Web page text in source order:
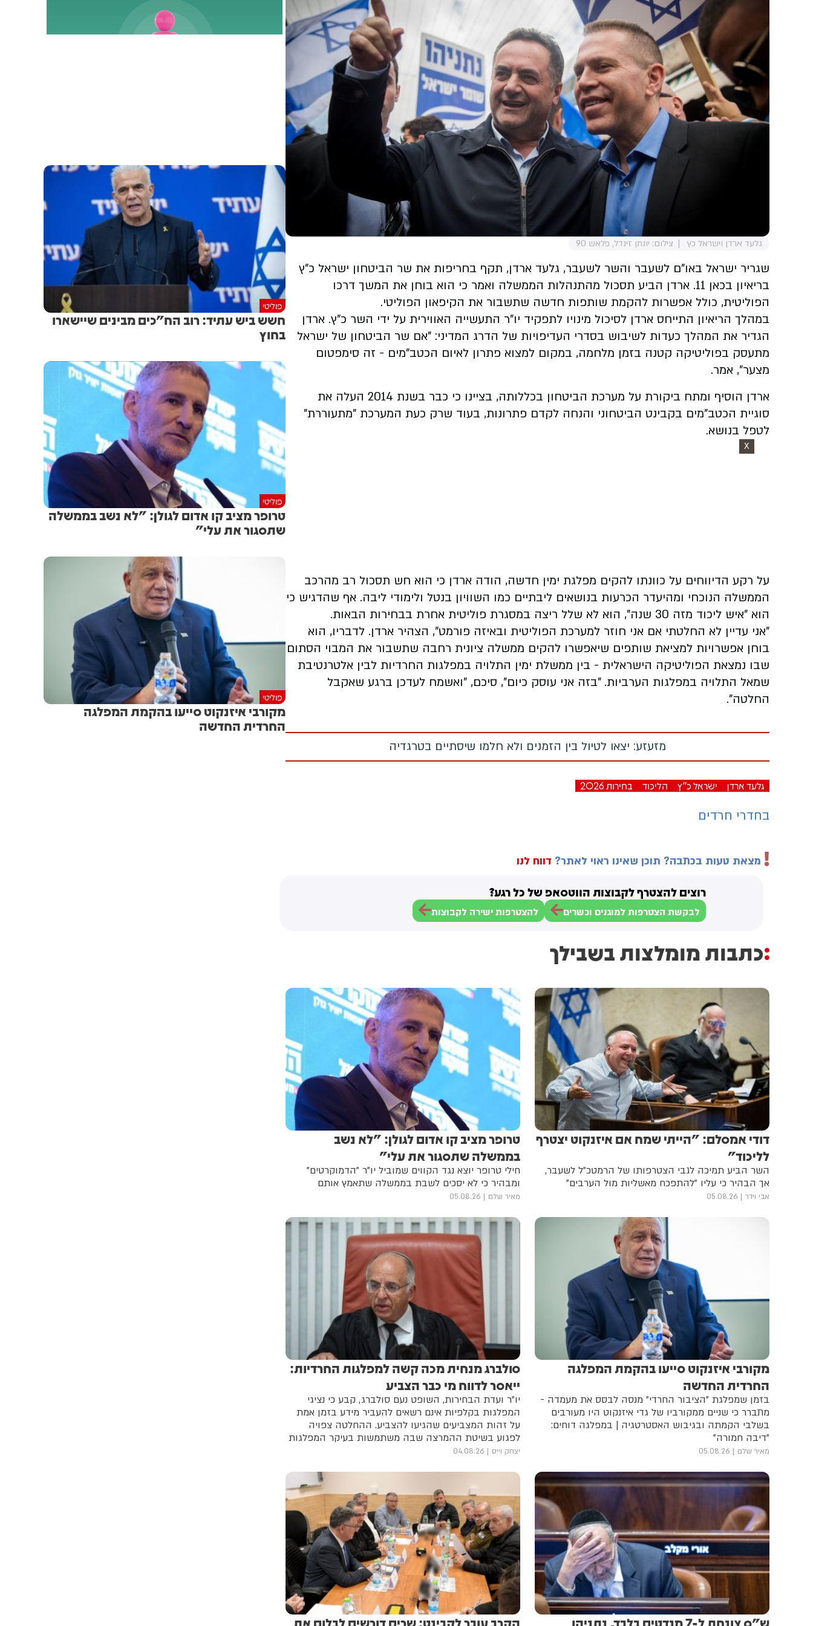
גלעד ארדן וישראל כץ צילום: יונתן זינדל, פלאש 90
שגריר ישראל באו"ם לשעבר והשר לשעבר, גלעד ארדן, תקף בחריפות את שר הביטחון ישראל כ"ץ
בריאיון בכאן 11. ארדן הביע תסכול מהתנהלות הממשלה ואמר כי הוא בוחן את המשך דרכו
הפוליטית, כולל אפשרות להקמת שותפות חדשה שתשבור את הקיפאון הפוליטי.
במהלך הריאיון התייחס ארדן לסיכול מינויו לתפקיד יו"ר התעשייה האווירית על ידי השר כ"ץ. ארדן
הגדיר את המהלך כעדות לשיבוש בסדרי העדיפויות של הדרג המדיני: "אם שר הביטחון של ישראל
מתעסק בפוליטיקה קטנה בזמן מלחמה, במקום למצוא פתרון לאיום הכטב"מים - זה סימפטום
מצער", אמר.
ארדן הוסיף ומתח ביקורת על מערכת הביטחון בכללותה, בציינו כי כבר בשנת 2014 העלה את
סוגיית הכטב"מים בקבינט הביטחוני והנחה לקדם פתרונות, בעוד שרק כעת המערכת "מתעוררת"
לטפל בנושא.
X
על רקע הדיווחים על כוונתו להקים מפלגת ימין חדשה, הודה ארדן כי הוא חש תסכול רב מהרכב
הממשלה הנוכחי ומהיעדר הכרעות בנושאים ליבתיים כמו השוויון בנטל ולימודי ליבה. אף שהדגיש כי
הוא "איש ליכוד מזה 30 שנה", הוא לא שלל ריצה במסגרת פוליטית אחרת בבחירות הבאות.
"אני עדיין לא החלטתי אם אני חוזר למערכת הפוליטית ובאיזה פורמט", הצהיר ארדן. לדבריו, הוא
בוחן אפשרויות למציאת שותפים שיאפשרו להקים ממשלה ציונית רחבה שתשבור את המבוי הסתום
שבו נמצאת הפוליטיקה הישראלית - בין ממשלת ימין התלויה במפלגות החרדיות לבין אלטרנטיבת
שמאל התלויה במפלגות הערביות. "בזה אני עוסק כיום", סיכם, "ואשמח לעדכן ברגע שאקבל
החלטה".
מזעזע: יצאו לטיול בין הזמנים ולא חלמו שיסתיים בטרגדיה
גלעד ארדן ישראל כ"ץ הליכוד בחירות 2026
בחדרי חרדים
מצאת טעות בכתבה? תוכן שאינו ראוי לאתר? דווח לנו
רוצים להצטרף לקבוצות הווטסאפ של כל רגע?
לבקשת הצטרפות למוגנים וכשרים להצטרפות ישירה לקבוצות
כתבות מומלצות בשבילך
דודי אמסלם: "הייתי שמח אם איזנקוט יצטרף
לליכוד"
השר הביע תמיכה לגבי הצטרפותו של הרמטכ"ל לשעבר,
אך הבהיר כי עליו "להתפכח מאשליות מול הערבים"
אבי וידר 05.08.26
טרופר מציב קו אדום לגולן: "לא נשב
בממשלה שתסגור את עלי"
חילי טרופר יוצא נגד הקווים שמוביל יו"ר "הדמוקרטים"
ומבהיר כי לא יסכים לשבת בממשלה שתאמץ אותם
מאיר שלם 05.08.26
מקורבי איזנקוט סייעו בהקמת המפלגה
החרדית החדשה
בזמן שמפלגת "הציבור החרדי" מנסה לבסס את מעמדה -
מתברר כי שניים ממקורביו של גדי איזנקוט היו מעורבים
בשלבי הקמתה ובגיבוש האסטרטגיה | במפלגה דוחים:
"דיבה חמורה"
מאיר שלם 05.08.26
סולברג מנחית מכה קשה למפלגות החרדיות:
ייאסר לדווח מי כבר הצביע
יו"ר ועדת הבחירות, השופט נעם סולברג, קבע כי נציגי
המפלגות בקלפיות אינם רשאים להעביר מידע בזמן אמת
על זהות המצביעים שהגיעו להצביע. ההחלטה צפויה
לפגוע בשיטת ההמרצה שבה משתמשות בעיקר המפלגות
החרדיות ביום הבחירות
יצחק וייס 04.08.26
פוליטי
חשש ביש עתיד: רוב הח"כים מבינים שיישארו
בחוץ
פוליטי
טרופר מציב קו אדום לגולן: "לא נשב בממשלה
שתסגור את עלי"
פוליטי
מקורבי איזנקוט סייעו בהקמת המפלגה
החרדית החדשה